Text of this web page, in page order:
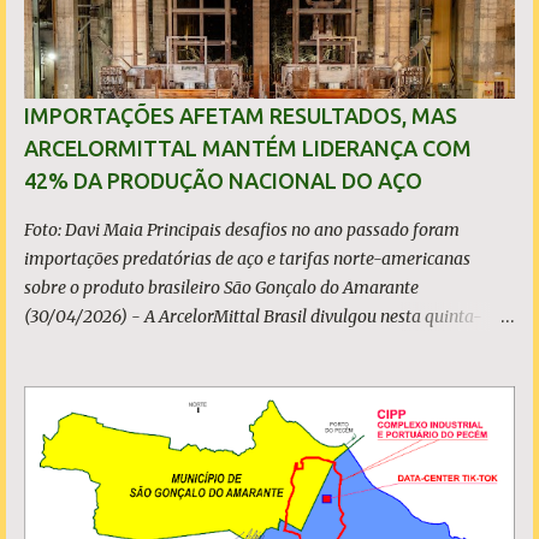
IMPORTAÇÕES AFETAM RESULTADOS, MAS
ARCELORMITTAL MANTÉM LIDERANÇA COM
42% DA PRODUÇÃO NACIONAL DO AÇO
Foto: Davi Maia Principais desafios no ano passado foram
importações predatórias de aço e tarifas norte-americanas
sobre o produto brasileiro São Gonçalo do Amarante
(30/04/2026) - A ArcelorMittal Brasil divulgou nesta quinta-
predatórias, sobretudo da China, e as tarifas impostas pelo
Governo dos Estados Unidos afetaram os resultados financeiros
e operacionais da organização e de todo o setor do aço brasileiro.
Ainda assim, a empresa manteve-se como líder no Brasil, com
42% da produção nacional de aço bruto, os investimentos